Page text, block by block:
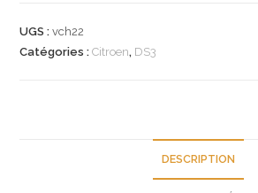
retroviseur
UGS :vch22
Catégories :Citroen, DS3
DESCRIPTION